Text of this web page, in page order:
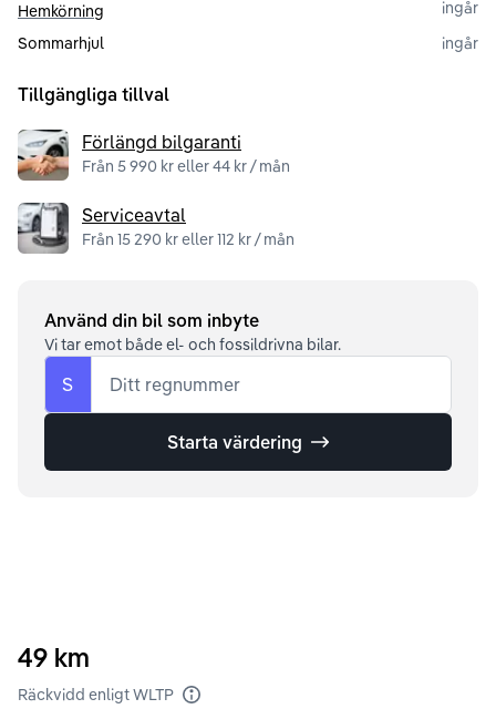
Hemkörning
ingår
Sommarhjul
ingår
Tillgängliga tillval
Förlängd bilgaranti
Från 5 990 kr eller 44 kr / mån
Serviceavtal
Från 15 290 kr eller 112 kr / mån
Använd din bil som inbyte
Vi tar emot både el- och fossildrivna bilar.
S Ditt regnummer
Starta värdering
49 km
Räckvidd enligt WLTP